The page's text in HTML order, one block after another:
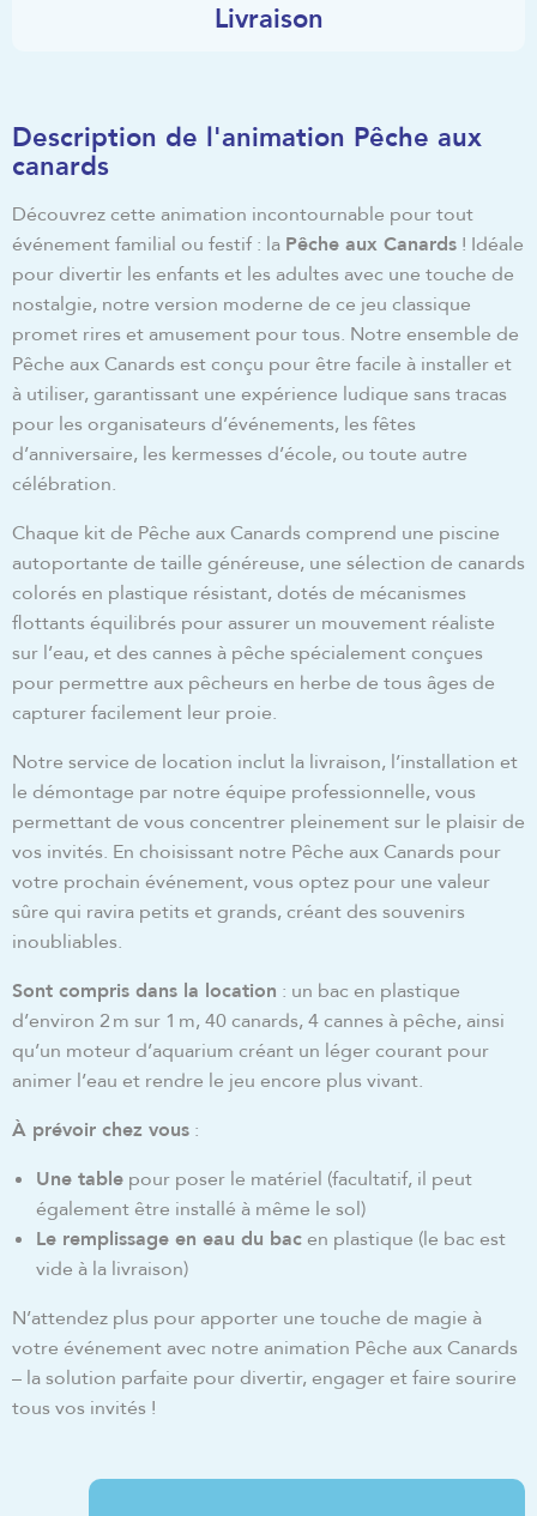
Livraison
Description de l'animation Pêche aux
canards
Découvrez cette animation incontournable pour tout
événement familial ou festif : la Pêche aux Canards ! Idéale
pour divertir les enfants et les adultes avec une touche de
nostalgie, notre version moderne de ce jeu classique
promet rires et amusement pour tous. Notre ensemble de
Pêche aux Canards est conçu pour être facile à installer et
à utiliser, garantissant une expérience ludique sans tracas
pour les organisateurs d’événements, les fêtes
d’anniversaire, les kermesses d’école, ou toute autre
célébration.
Chaque kit de Pêche aux Canards comprend une piscine
autoportante de taille généreuse, une sélection de canards
colorés en plastique résistant, dotés de mécanismes
flottants équilibrés pour assurer un mouvement réaliste
sur l’eau, et des cannes à pêche spécialement conçues
pour permettre aux pêcheurs en herbe de tous âges de
capturer facilement leur proie.
Notre service de location inclut la livraison, l’installation et
le démontage par notre équipe professionnelle, vous
permettant de vous concentrer pleinement sur le plaisir de
vos invités. En choisissant notre Pêche aux Canards pour
votre prochain événement, vous optez pour une valeur
sûre qui ravira petits et grands, créant des souvenirs
inoubliables.
Sont compris dans la location : un bac en plastique
d’environ 2 m sur 1 m, 40 canards, 4 cannes à pêche, ainsi
qu’un moteur d’aquarium créant un léger courant pour
animer l’eau et rendre le jeu encore plus vivant.
À prévoir chez vous :
Une table pour poser le matériel (facultatif, il peut
également être installé à même le sol)
Le remplissage en eau du bacen plastique (le bac est
vide à la livraison)
N’attendez plus pour apporter une touche de magie à
votre événement avec notre animation Pêche aux Canards
– la solution parfaite pour divertir, engager et faire sourire
tous vos invités !